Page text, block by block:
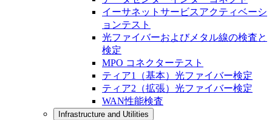
イーサネットサービスアクティベーシ
ョンテスト
光ファイバーおよびメタル線の検査と
検定
MPO コネクターテスト
ティア1（基本）光ファイバー検定
ティア2（拡張）光ファイバー検定
WAN性能検査
Infrastructure and Utilities